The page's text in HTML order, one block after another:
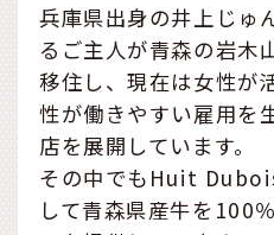
兵庫県出身の井上じゅ
るご主人が青森の岩木
移住し、現在は女性が
性が働きやすい雇用を
店を展開しています。
その中でもHuit
して青森県産牛を100